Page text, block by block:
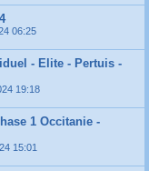
06:25
- Elite - Pertuis -
19:18
1 Occitanie -
15:01